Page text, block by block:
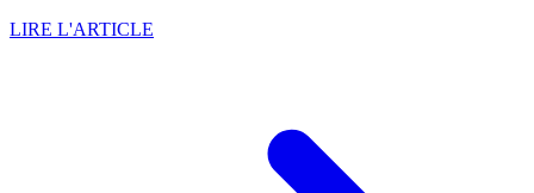
LIRE L'ARTICLE